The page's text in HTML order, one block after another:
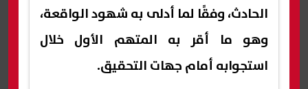
الحادث، وفقًا لما أدلى به شهود الواقعة،
وهو ما أقر به المتهم الأول خلال
استجوابه أمام جهات التحقيق.